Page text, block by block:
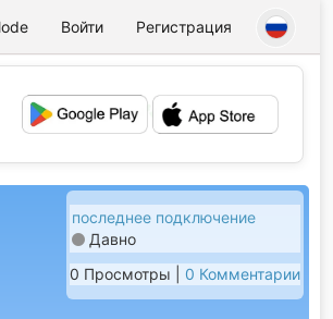
Войти Регистрация
💕
последнее подключение
Давно
0 Просмотры | 0 Комментарии